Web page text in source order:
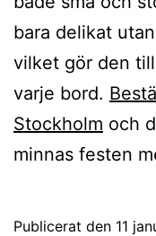
bara delikat
vilket gör den
varje bord.
Stockholm och
minnas festen
Publicerat den 11